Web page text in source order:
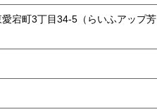
宕町3丁目34-5（らいふアップ芳